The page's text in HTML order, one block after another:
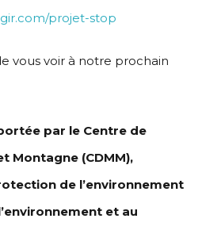
projet-stop
vous voir à notre prochain
par le Centre de
Montagne (CDMM),
de l’environnement
et au